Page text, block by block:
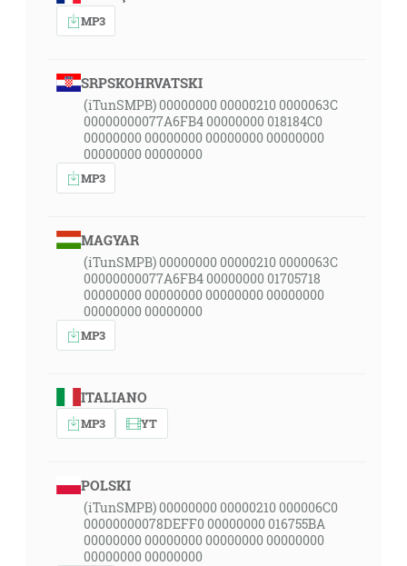
MP3
SRPSKOHRVATSKI
(iTunSMPB) 00000000 00000210 0000063C
00000000077A6FB4 00000000 018184C0
00000000 00000000 00000000 00000000
00000000 00000000
MP3
MAGYAR
(iTunSMPB) 00000000 00000210 0000063C
00000000077A6FB4 00000000 01705718
00000000 00000000 00000000 00000000
00000000 00000000
MP3
ITALIANO
MP3 YT
POLSKI
(iTunSMPB) 00000000 00000210 000006C0
00000000078DEFF0 00000000 016755BA
00000000 00000000 00000000 00000000
00000000 00000000